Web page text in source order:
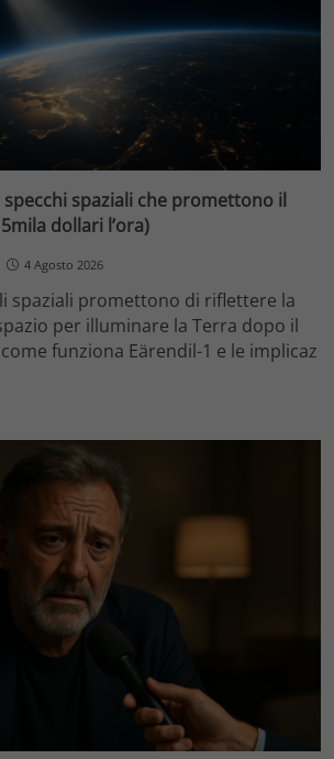
specchi spaziali che promettono il
dollari l’ora)
4 Agosto 2026
spaziali promettono di riflettere la
per illuminare la Terra dopo il
funziona Eärendil-1 e le implicaz